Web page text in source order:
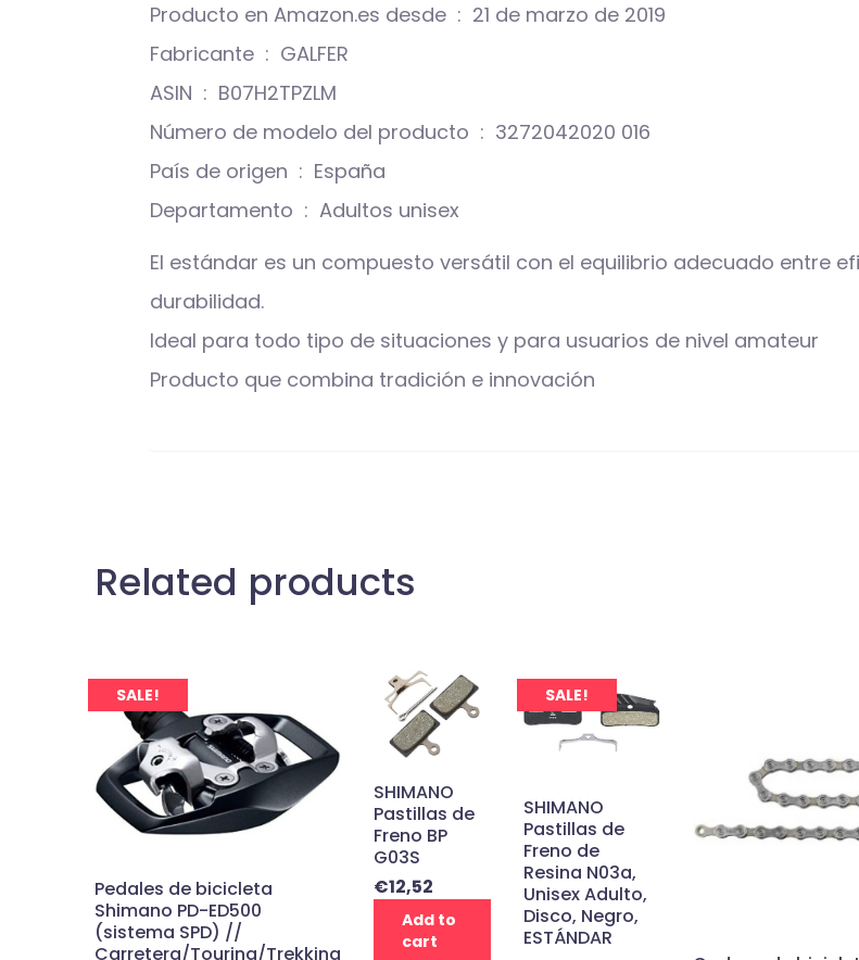
Producto en Amazon.es desde ‏ : ‎ 21 de marzo de 2019
Fabricante ‏ : ‎ GALFER
ASIN ‏ : ‎ B07H2TPZLM
Número de modelo del producto ‏ : ‎ 3272042020 016
País de origen ‏ : ‎ España
Departamento ‏ : ‎ Adultos unisex
El estándar es un compuesto versátil con el equilibrio adecuado entre
durabilidad.
Ideal para todo tipo de situaciones y para usuarios de nivel amateur
Producto que combina tradición e innovación
Related products
SALE!
Pedales de bicicleta
Shimano PD-ED500
(sistema SPD) //
Carretera/Touring/Trekking
SHIMANO
Pastillas de
Freno BP
G03S
€12,52
Add to
cart
SALE!
SHIMANO
Pastillas de
Freno de
Resina N03a,
Unisex Adulto,
Disco, Negro,
ESTÁNDAR